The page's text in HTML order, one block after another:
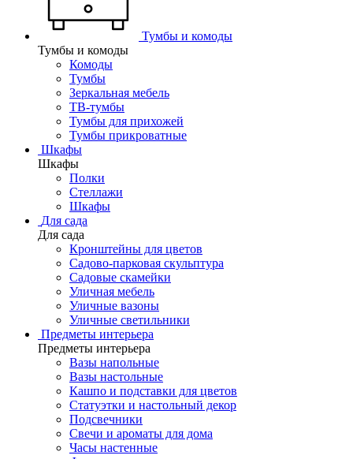
Тумбы и комоды
Тумбы и комоды
Комоды
Тумбы
Зеркальная мебель
ТВ-тумбы
Тумбы для прихожей
Тумбы прикроватные
Шкафы
Шкафы
Полки
Стеллажи
Шкафы
Для сада
Для сада
Кронштейны для цветов
Садово-парковая скульптура
Садовые скамейки
Уличная мебель
Уличные вазоны
Уличные светильники
Предметы интерьера
Предметы интерьера
Вазы напольные
Вазы настольные
Кашпо и подставки для цветов
Статуэтки и настольный декор
Подсвечники
Свечи и ароматы для дома
Часы настенные